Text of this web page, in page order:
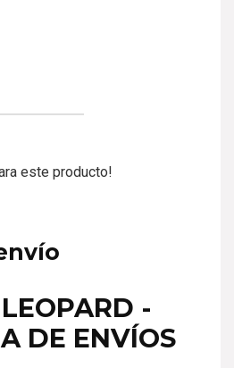
este producto!
-
DE ENVÍOS